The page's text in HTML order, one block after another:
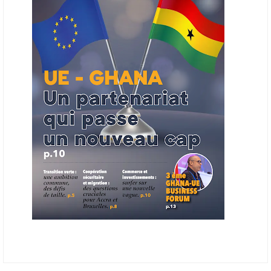
ouverts en priorité aux sociétés du continent. Le projet est en phase
finale de développement et devrait aboutir, d’ici fin 2026 ou début
2027, à un bulletin africain des appels d’offres dans le secteur de
l’énergie.
06/06/26 AFRICA FINANCE CORPORATION
Cette semaine, Africa Finance Corporation (AFC) a annoncé avoir
bouclé un prêt syndiqué de 2 milliards de dollars, la plus importante
levée de son histoire. Initialement calibrée à 1,6 milliard, l'opération a
été relevée de 400 millions face à l'afflux des souscriptions de
banques internationales. Plus du tiers des fonds proviennent
d'institutions financières asiatiques, à parts égales avec l'Europe.
L'Asie-Pacifique et l'Europe pèsent chacune 35 % du tour de table,
devant le Moyen-Orient (25 %) et l'Afrique (5 %), selon le communiqué
de l'institution panafricaine, qui compte 48 pays membres.
ECHANGES AFRIQUE - UE